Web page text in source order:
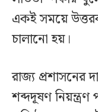
একই সময়ে
চালানো হয়।
রাজ্য প্রশাসনের
শব্দদূষণ নিয়ন্ত্রণ